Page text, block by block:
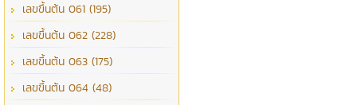
เลขขึ้นต้น 061 (195)
เลขขึ้นต้น 062 (228)
เลขขึ้นต้น 063 (175)
เลขขึ้นต้น 064 (48)